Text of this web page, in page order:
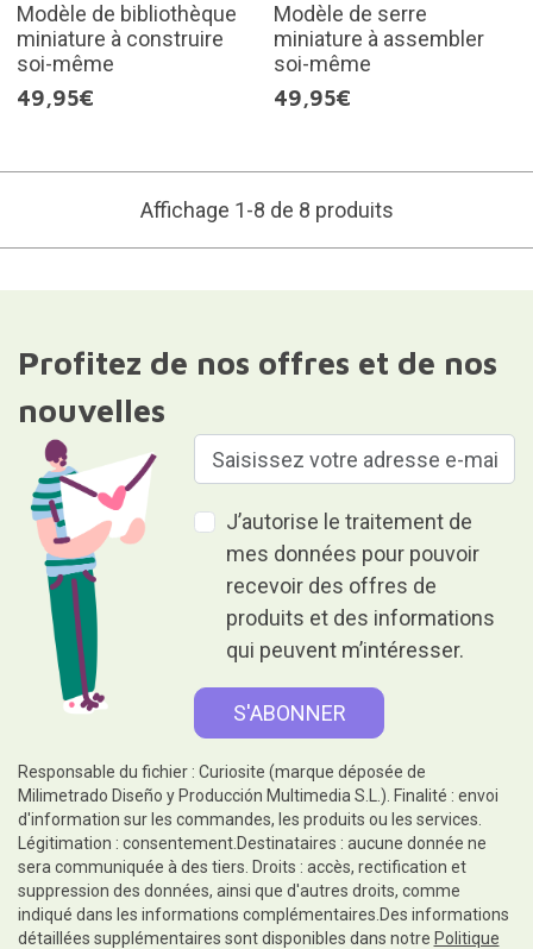
Modèle de bibliothèque
miniature à construire
soi-même
49,95€
Modèle de serre
miniature à assembler
soi-même
49,95€
Affichage 1-8 de 8 produits
Profitez de nos offres et de nos
nouvelles
J’autorise le traitement de
mes données pour pouvoir
recevoir des offres de
produits et des informations
qui peuvent m’intéresser.
Responsable du fichier : Curiosite (marque déposée de
Milimetrado Diseño y Producción Multimedia S.L.). Finalité : envoi
d'information sur les commandes, les produits ou les services.
Légitimation : consentement.Destinataires : aucune donnée ne
sera communiquée à des tiers. Droits : accès, rectification et
suppression des données, ainsi que d'autres droits, comme
indiqué dans les informations complémentaires.Des informations
détaillées supplémentaires sont disponibles dans notre Politique